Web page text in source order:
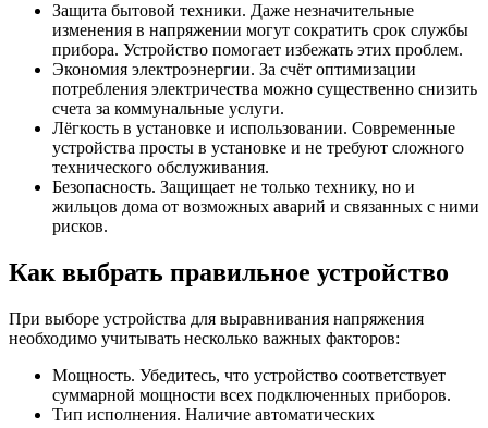
Защита бытовой техники. Даже незначительные
изменения в напряжении могут сократить срок службы
прибора. Устройство помогает избежать этих проблем.
Экономия электроэнергии. За счёт оптимизации
потребления электричества можно существенно снизить
счета за коммунальные услуги.
Лёгкость в установке и использовании. Современные
устройства просты в установке и не требуют сложного
технического обслуживания.
Безопасность. Защищает не только технику, но и
жильцов дома от возможных аварий и связанных с ними
рисков.
Как выбрать правильное устройство
При выборе устройства для выравнивания напряжения
необходимо учитывать несколько важных факторов:
Мощность. Убедитесь, что устройство соответствует
суммарной мощности всех подключенных приборов.
Тип исполнения. Наличие автоматических